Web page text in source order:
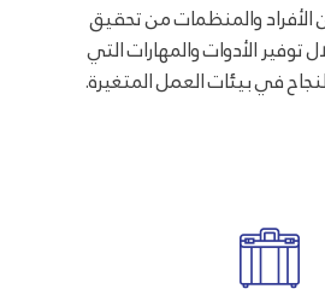
والمنظمات من تحقيق
توفير الأدوات والمهارات التي
في بيئات العمل المتغيرة.